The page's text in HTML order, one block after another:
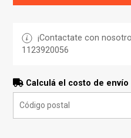
¡Contactate con
1123920056
Calculá el costo de envío